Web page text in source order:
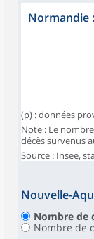
Normandie
(p) : données
Note : Le
décès survenus
Source : Insee,
Nouvelle-
Nombre de
Nombre de